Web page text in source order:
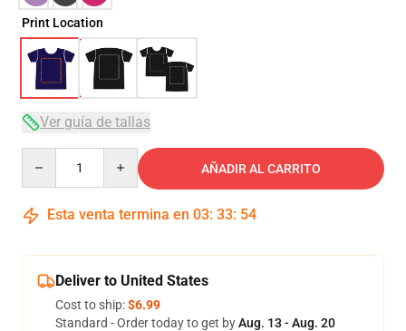
Print Location
Ver guía de tallas
AÑADIR AL CARRITO
Esta venta termina en 03: 33: 54
Deliver to United States
Cost to ship:$6.99
Standard - Order today to get byAug. 13 - Aug. 20